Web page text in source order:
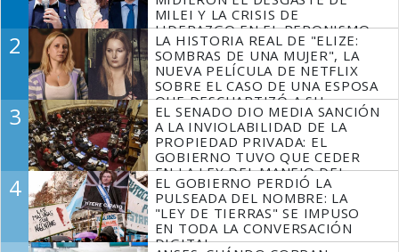
MILEI Y LA CRISIS DE
LIDERAZGO EN EL PERONISMO
2
LA HISTORIA REAL DE "ELIZE:
SOMBRAS DE UNA MUJER", LA
NUEVA PELÍCULA DE NETFLIX
SOBRE EL CASO DE UNA ESPOSA
QUE DESCUARTIZÓ A SU
MARIDO
3
EL SENADO DIO MEDIA SANCIÓN
A LA INVIOLABILIDAD DE LA
PROPIEDAD PRIVADA: EL
GOBIERNO TUVO QUE CEDER
EN LA LEY DEL MANEJO DEL
FUEGO
4
EL GOBIERNO PERDIÓ LA
PULSEADA DEL NOMBRE: LA
"LEY DE TIERRAS" SE IMPUSO
EN TODA LA CONVERSACIÓN
DIGITAL